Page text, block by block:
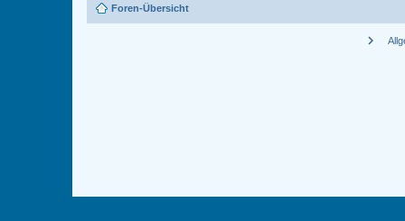
Foren-Übersicht
chevron_right